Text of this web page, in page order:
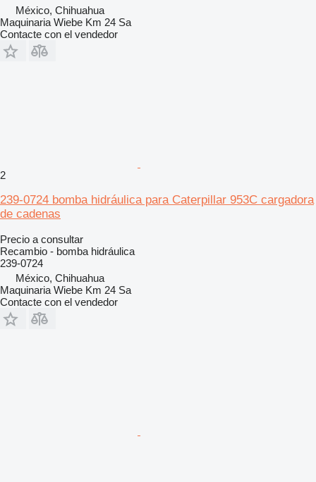
México, Chihuahua
Maquinaria Wiebe Km 24 Sa
Contacte con el vendedor
2
239-0724 bomba hidráulica para Caterpillar 953C cargadora
de cadenas
Precio a consultar
Recambio - bomba hidráulica
239-0724
México, Chihuahua
Maquinaria Wiebe Km 24 Sa
Contacte con el vendedor